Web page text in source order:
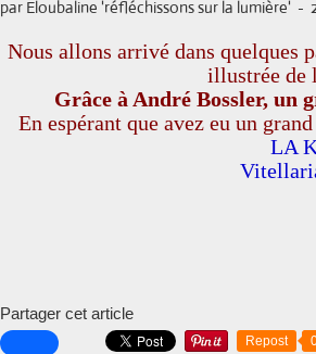
par Eloubaline 'réfléchissons sur la lumière' -
Nous allons arrivé dans quelques
illustrée de
Grâce à André Bossler, un
En espérant que avez eu un
LA
Partager cet article
Repost